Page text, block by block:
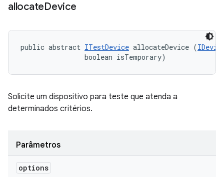
allocateDevice
public abstract ITestDevice allocateDevice (
                boolean isTemporary)
Solicite um dispositivo para teste que atenda a
determinados critérios.
Parâmetros
options